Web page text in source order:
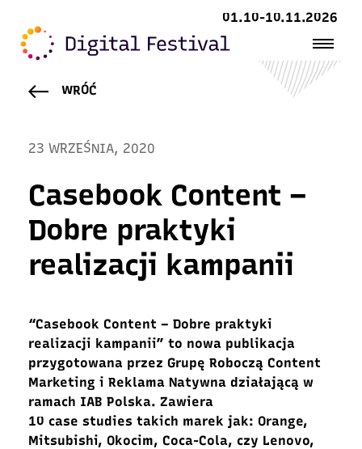
01.10-10.11.2026
WRÓĆ
23 WRZEŚNIA, 2020
Casebook Content –
Dobre praktyki
realizacji kampanii
“Casebook Content – Dobre praktyki
realizacji kampanii” to nowa publikacja
przygotowana przez Grupę Roboczą Content
Marketing i Reklama Natywna działającą w
ramach IAB Polska. Zawiera
10 case studies takich marek jak: Orange,
Mitsubishi, Okocim, Coca-Cola, czy Lenovo,